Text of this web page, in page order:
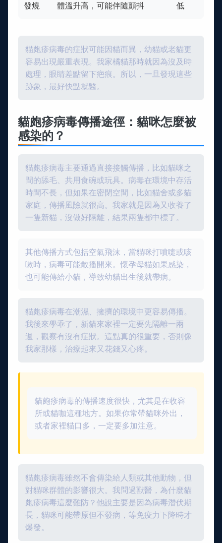
發燒 體溫升高，可能伴隨顫抖 低
貓皰疹病毒的症狀可能因貓而異，幼貓或老貓更
容易出現嚴重表現。我家橘貓那時就因為沒及時
處理，眼睛差點留下疤痕。所以，一旦發現這些
跡象，最好快點就醫。
貓皰疹病毒傳播途徑：貓咪怎麼被
感染的？
貓皰疹病毒主要通過直接接觸傳播，比如貓咪之
間的舔毛、共用食碗或玩具。病毒在環境中存活
時間不長，但如果在密閉空間，比如貓舍或多貓
家庭，傳播風險就很高。我家就是因為又收養了
一隻新貓，沒做好隔離，結果兩隻都中標了。
其他傳播方式包括空氣飛沫，當貓咪打噴嚏或咳
嗽時，病毒可能散播開來。懷孕母貓如果感染，
也可能傳給小貓，導致幼貓出生後就帶病。
貓皰疹病毒在潮濕、擁擠的環境中更容易傳播。
我後來學乖了，新貓來家裡一定要先隔離一兩
週，觀察有沒有症狀。這點真的很重要，否則像
我家那樣，治療起來又花錢又心疼。
貓皰疹病毒的傳播速度很快，尤其是在收容
所或貓咖這種地方。如果你常帶貓咪外出，
或者家裡貓口多，一定要多加注意。
貓皰疹病毒雖然不會傳染給人類或其他動物，但
對貓咪群體的影響很大。我問過獸醫，為什麼貓
皰疹病毒這麼難防？他說主要是因為病毒潛伏期
長，貓咪可能帶原但不發病，等免疫力下降時才
爆發。